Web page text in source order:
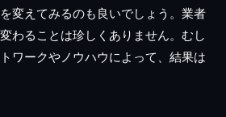
変えてみるのも良いでしょう。業者
わることは珍しくありません。むし
ワークやノウハウによって、結果は